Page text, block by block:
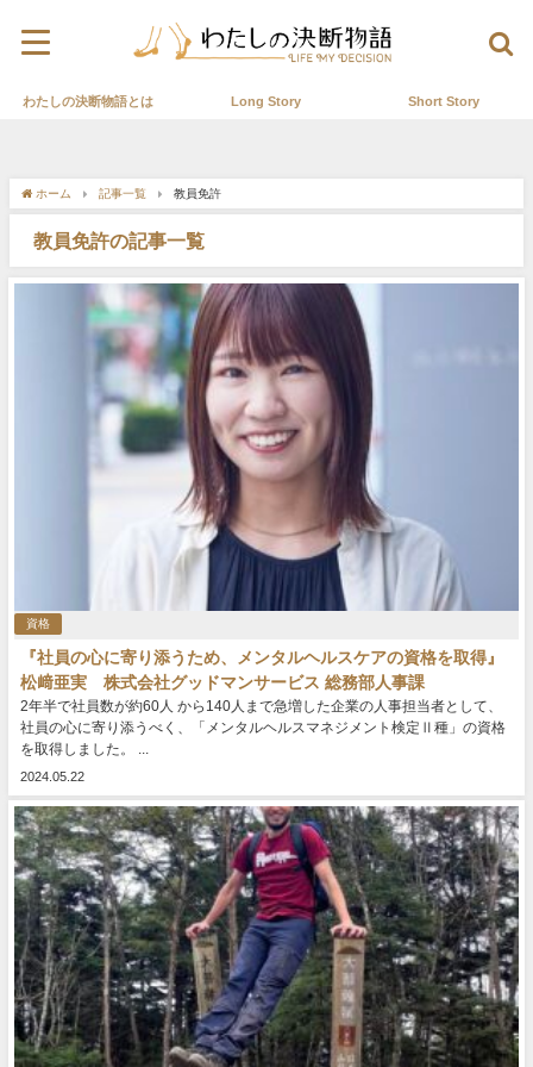
わたしの決断物語とは Long Story Short Story
ホーム 記事一覧 教員免許
教員免許の記事一覧
資格
『社員の心に寄り添うため、メンタルヘルスケアの資格を取得』
松﨑亜実 株式会社グッドマンサービス 総務部人事課
2年半で社員数が約60人 から140人まで急増した企業の人事担当者として、
社員の心に寄り添うべく、「メンタルヘルスマネジメント検定Ⅱ種」の資格
を取得しました。 ...
2024.05.22